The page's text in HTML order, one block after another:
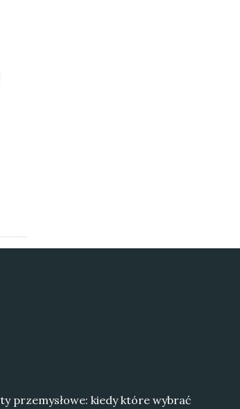
przemysłowe: kiedy które wybrać